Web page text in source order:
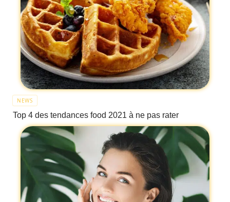
NEWS
Top 4 des tendances food 2021 à ne pas rater